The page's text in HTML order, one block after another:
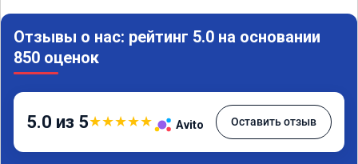
Отзывы о нас: рейтинг 5.0 на основании
850 оценок
5.0 из 5★★★★★ Avito Оставить отзыв